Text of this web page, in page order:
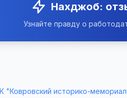
Нахджоб:
Узнайте правду о
"Ковровский историко-